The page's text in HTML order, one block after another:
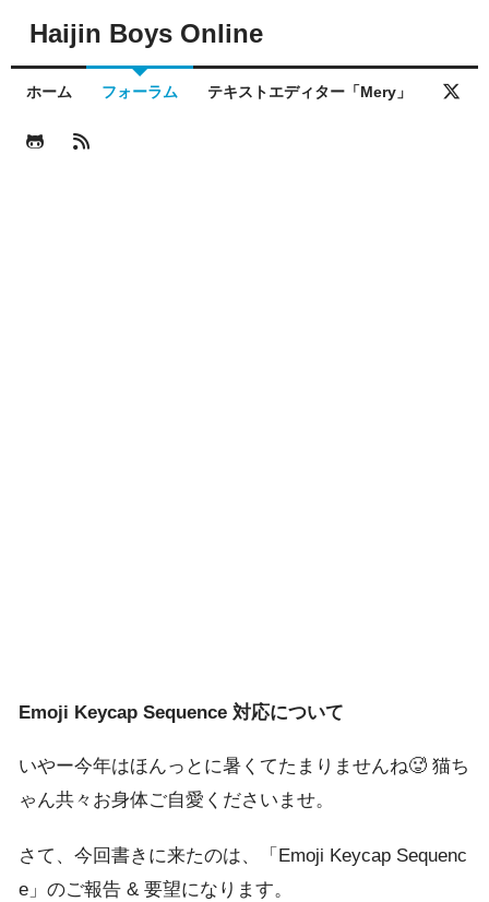
Haijin Boys Online
ホーム フォーラム テキストエディター「Mery」
Emoji Keycap Sequence 対応について
いやー今年はほんっとに暑くてたまりませんね🥵 猫ち
ゃん共々お身体ご自愛くださいませ。
さて、今回書きに来たのは、「Emoji Keycap Sequenc
e」のご報告 & 要望になります。